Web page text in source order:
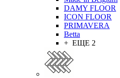
DAMY FLOOR
ICON FLOOR
PRIMAVERA
Betta
+ ЕЩЕ 2